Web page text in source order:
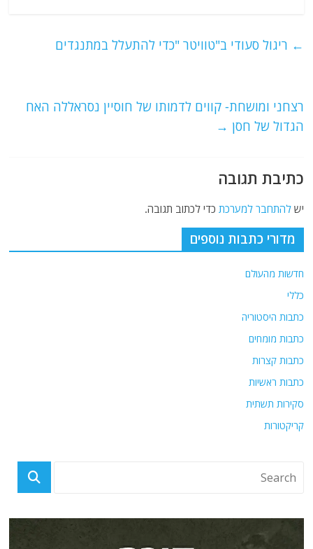
s
p
g
l
er
e
o
← ריגול סעודי ב"טוויטר "כדי להתעלל במתנגדים
רצחני ומושחת- קווים לדמותו של חוסיין נסראללה האח
הגדול של חסן →
כתיבת תגובה
ישלהתחבר למערכת כדי לכתוב תגובה.
מדורי כתבות נוספים
חדשות מהעולם
כללי
כתבות היסטוריה
כתבות מומחים
כתבות קצרות
כתבות ראשיות
סקירות תשתית
קריקטורות